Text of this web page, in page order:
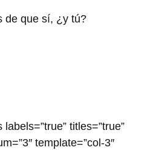
de que sí, ¿y tú?
titles=”true”
template=”col-3″